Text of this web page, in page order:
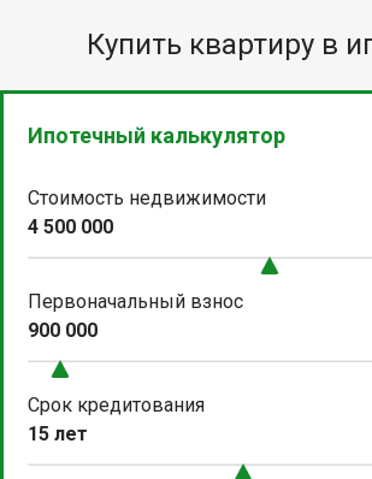
Купить квартиру в
Ипотечный калькулятор
Стоимость недвижимости
4 500 000
Первоначальный взнос
900 000
Срок кредитования
15 лет